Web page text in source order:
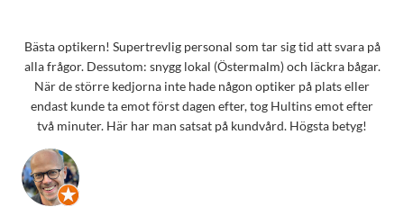
Bästa optikern! Supertrevlig personal som tar sig tid att svara på
alla frågor. Dessutom: snygg lokal (Östermalm) och läckra bågar.
När de större kedjorna inte hade någon optiker på plats eller
endast kunde ta emot först dagen efter, tog Hultins emot efter
två minuter. Här har man satsat på kundvård. Högsta betyg!